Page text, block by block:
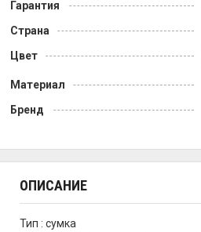
Гарантия
Страна
Цвет
Материал
Бренд
ОПИСАНИЕ
Тип : сумка